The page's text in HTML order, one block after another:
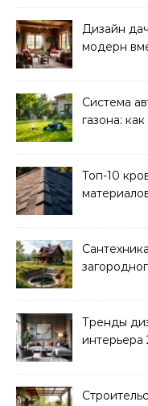
Дизайн
модерн
Система
газона:
Топ-10
Тренды
интерьера